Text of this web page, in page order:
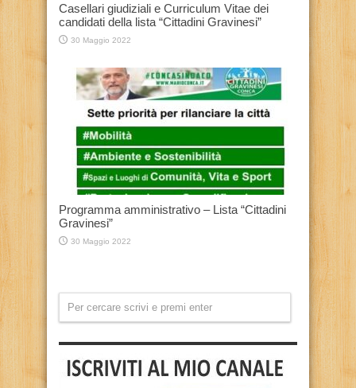
Casellari giudiziali e Curriculum Vitae dei
candidati della lista “Cittadini Gravinesi”
30 Maggio 2022
Programma amministrativo – Lista “Cittadini
Gravinesi”
30 Maggio 2022